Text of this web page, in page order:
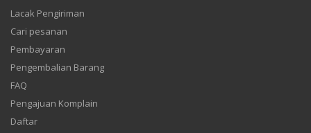
Lacak Pengiriman
Cari pesanan
Pembayaran
Pengembalian Barang
FAQ
Pengajuan Komplain
Daftar